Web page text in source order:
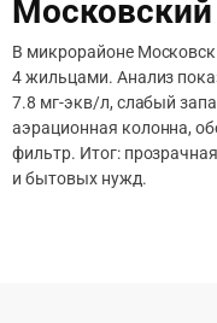
Московский
В микрорайоне
4 жильцами. Анализ
7.8 мг-экв/л, слабый
аэрационная колонна,
фильтр. Итог:
и бытовых нужд.